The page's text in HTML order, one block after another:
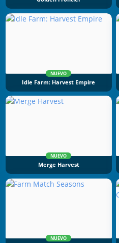
NUEVO
Idle Farm: Harvest Empire
NUEVO
Merge Harvest
NUEVO